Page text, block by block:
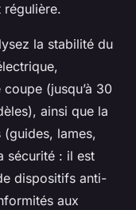
régulière.
la stabilité du
(jusqu’à 30
ainsi que la
lames,
sécurité : il est
dispositifs anti-
aux